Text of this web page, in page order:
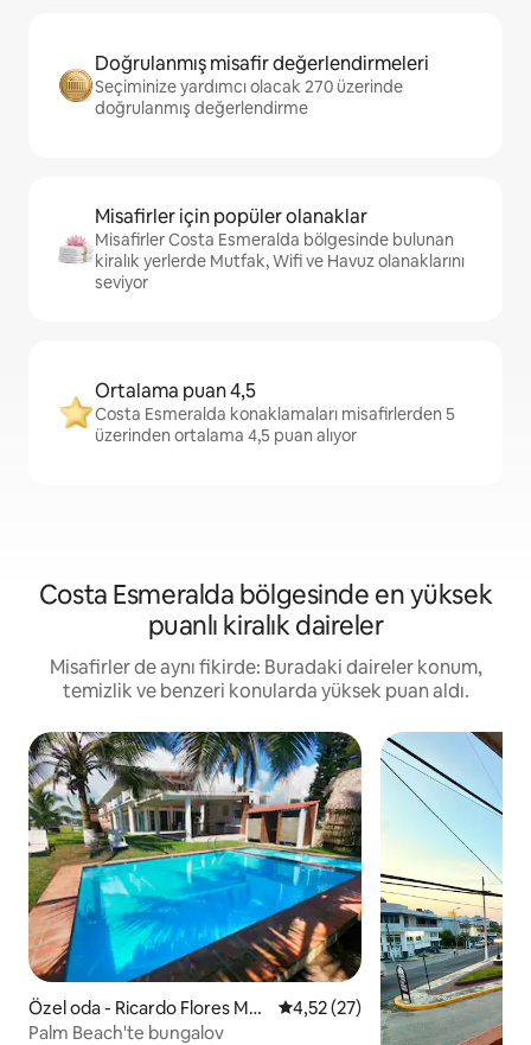
Doğrulanmış misafir değerlendirmeleri
Seçiminize yardımcı olacak 270 üzerinde
doğrulanmış değerlendirme
Misafirler için popüler olanaklar
Misafirler Costa Esmeralda bölgesinde bulunan
kiralık yerlerde Mutfak, Wifi ve Havuz olanaklarını
seviyor
Ortalama puan 4,5
Costa Esmeralda konaklamaları misafirlerden 5
üzerinden ortalama 4,5 puan alıyor
Costa Esmeralda bölgesinde en yüksek
puanlı kiralık daireler
Misafirler de aynı fikirde: Buradaki daireler konum,
temizlik ve benzeri konularda yüksek puan aldı.
Özel oda - Ricardo Flores Mag
ón
5 üzerinden ortalama 4,52
4,52 (27)
Palm Beach'te bungalov